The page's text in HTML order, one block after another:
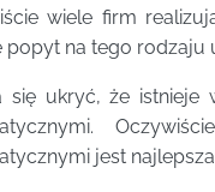
wiele firm
popyt na tego rodzaju
się ukryć, że
jest